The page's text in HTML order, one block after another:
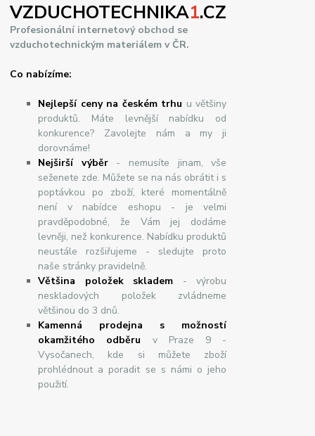
VZDUCHOTECHNIKA1.CZ
Profesionální internetový obchod se
vzduchotechnickým materiálem v ČR.
Co nabízíme:
Nejlepší ceny na českém trhu u většiny
produktů. Máte levnější nabídku od
konkurence? Zavolejte nám a my ji
dorovnáme!
Nejširšívýběr- nemusíte jinam, vše
seženete zde. Můžete se na nás obrátit i s
poptávkou po zboží, které momentálně
není v nabídce eshopu - je velmi
pravděpodobné, že Vám jej dodáme
levněji, než konkurence. Nabídku produktů
neustále rozšiřujeme - sledujte proto
naše stránky pravidelně.
Většina položek skladem - výrobu
neskladových položek zvládneme
většinou do 3 dnů.
Kamenná prodejna s možností
okamžitého odběru v Praze 9 -
Vysočanech, kde si můžete zboží
prohlédnout a poradit se s námi o jeho
použití.